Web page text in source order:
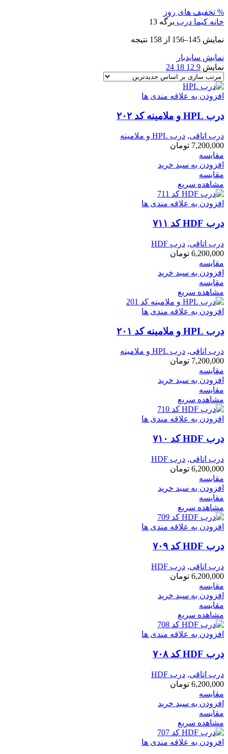
% تخفیف های روز
خانه کیما درب برگه 13
نمایش 145–156 از 158 نتیجه
نمایش سایدبار
نمایش 9
12
18
24
افزودن به علاقه مندی ها
درب HPL و ملامینه کد ۲۰۲
درب اتاقی, درب HPL و ملامینه
7,200,000 تومان
مقایسه
افزودن به سبد خرید
مقایسه
مشاهده سریع
افزودن به علاقه مندی ها
درب HDF کد ۷۱۱
درب اتاقی, درب HDF
6,200,000 تومان
مقایسه
افزودن به سبد خرید
مقایسه
مشاهده سریع
افزودن به علاقه مندی ها
درب HPL و ملامینه کد ۲۰۱
درب اتاقی, درب HPL و ملامینه
7,200,000 تومان
مقایسه
افزودن به سبد خرید
مقایسه
مشاهده سریع
افزودن به علاقه مندی ها
درب HDF کد ۷۱۰
درب اتاقی, درب HDF
6,200,000 تومان
مقایسه
افزودن به سبد خرید
مقایسه
مشاهده سریع
افزودن به علاقه مندی ها
درب HDF کد ۷۰۹
درب اتاقی, درب HDF
6,200,000 تومان
مقایسه
افزودن به سبد خرید
مقایسه
مشاهده سریع
افزودن به علاقه مندی ها
درب HDF کد ۷۰۸
درب اتاقی, درب HDF
6,200,000 تومان
مقایسه
افزودن به سبد خرید
مقایسه
مشاهده سریع
افزودن به علاقه مندی ها